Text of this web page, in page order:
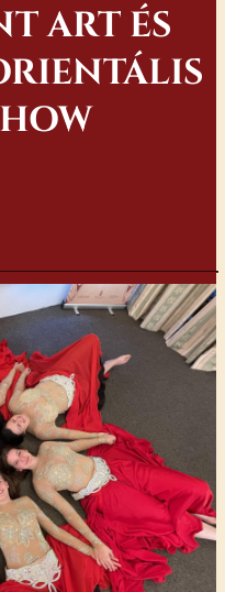
ART ÉS